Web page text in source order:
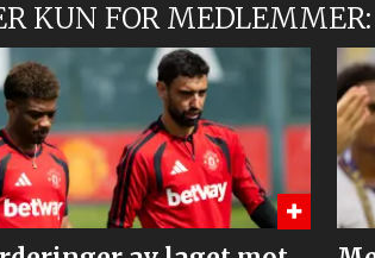
KUN FOR MEDLEMMER: